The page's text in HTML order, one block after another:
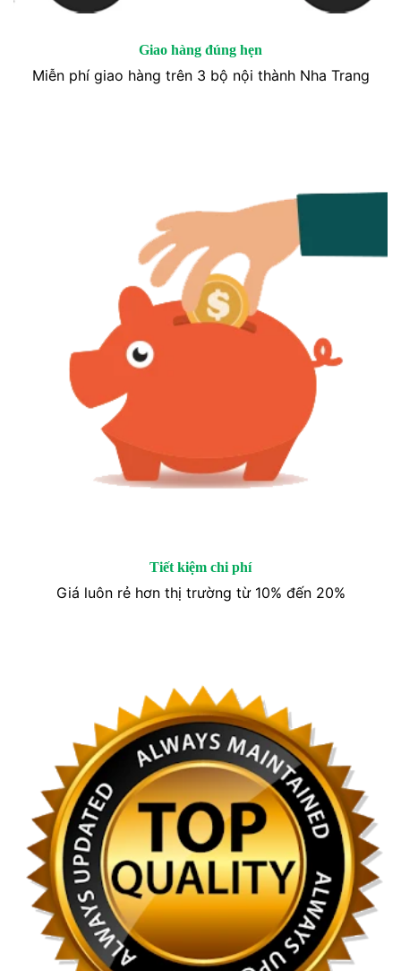
Giao hàng đúng hẹn
Miễn phí giao hàng trên 3 bộ nội thành Nha Trang
Tiết kiệm chi phí
Giá luôn rẻ hơn thị trường từ 10% đến 20%